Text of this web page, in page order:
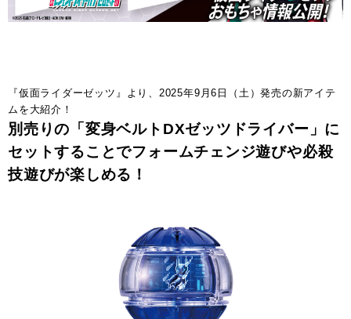
『仮面ライダーゼッツ』より、2025年9月6日（土）発売の新アイテ
ムを大紹介！
別売りの「変身ベルトDXゼッツドライバー」に
セットすることでフォームチェンジ遊びや必殺
技遊びが楽しめる！